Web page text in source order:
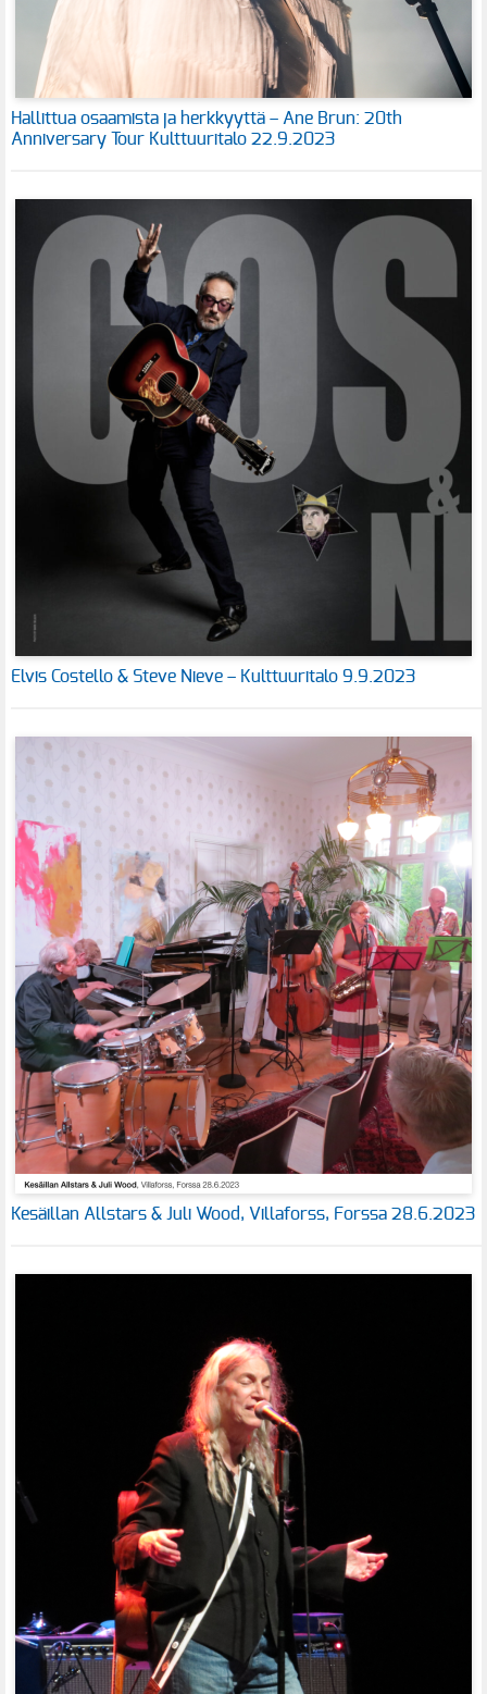
Hallittua osaamista ja herkkyyttä – Ane Brun: 20th
Anniversary Tour Kulttuuritalo 22.9.2023
Elvis Costello & Steve Nieve – Kulttuuritalo 9.9.2023
Kesäillan Allstars & Juli Wood, Villaforss, Forssa 28.6.2023